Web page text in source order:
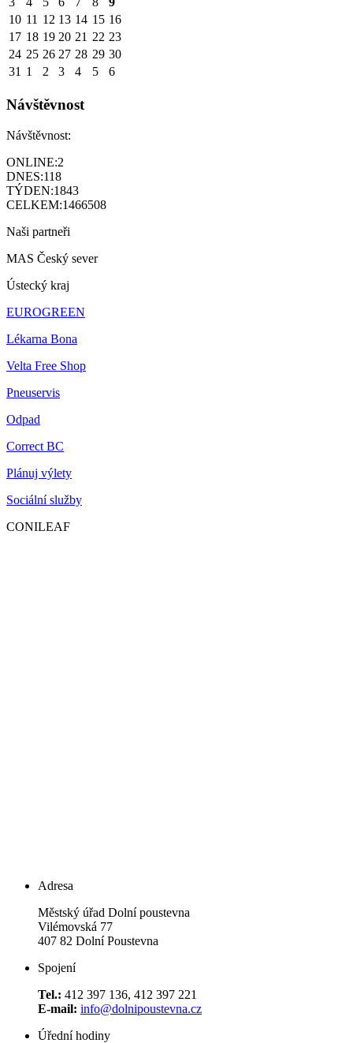
10 11 12 13 14 15 16
17 18 19 20 21 22 23
24 25 26 27 28 29 30
31 1 2 3 4 5 6
Návštěvnost
Návštěvnost:
ONLINE:2
DNES:118
TÝDEN:1843
CELKEM:1466508
Naši partneři
MAS Český sever
Ústecký kraj
EUROGREEN
Lékarna Bona
Velta Free Shop
Pneuservis
Odpad
Correct BC
Plánuj výlety
Sociální služby
CONILEAF
Adresa
Městský úřad Dolní poustevna
Vilémovská 77
407 82 Dolní Poustevna
Spojení
Tel.: 412 397 136, 412 397 221
E-mail: info@dolnipoustevna.cz
Úřední hodiny